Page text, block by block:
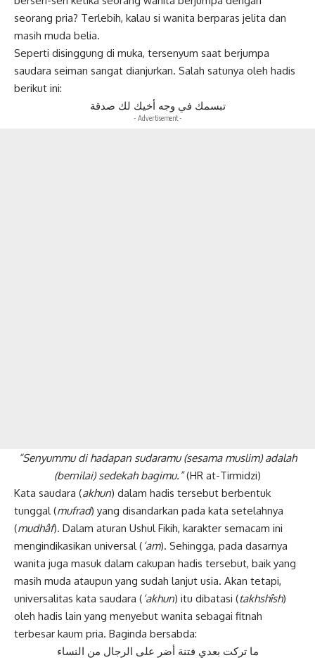
seorang pria? Terlebih, kalau si wanita berparas jelita dan
masih muda belia.
Seperti disinggung di muka, tersenyum saat berjumpa
saudara seiman sangat dianjurkan. Salah satunya oleh hadis
berikut ini:
تبسمك في وجه أخيك لك صدقة
- Advertisement -
“Senyummu di hadapan sudaramu (sesama muslim) adalah
(bernilai) sedekah bagimu.”(HR at-Tirmidzi)
Kata saudara (akhun) dalam hadis tersebut berbentuk
tunggal (mufrad) yang disandarkan pada kata setelahnya
(mudhâf). Dalam aturan Ushul Fikih, karakter semacam ini
mengindikasikan universal ( ‘am). Sehingga, pada dasarnya
wanita juga masuk dalam cakupan hadis tersebut, baik yang
masih muda ataupun yang sudah lanjut usia. Akan tetapi,
universalitas kata saudara ( ‘akhun) itu dibatasi (takhshîsh)
oleh hadis lain yang menyebut wanita sebagai fitnah
terbesar kaum pria. Baginda bersabda:
ما تركت بعدي فتنة أضر على الرجال من النساء